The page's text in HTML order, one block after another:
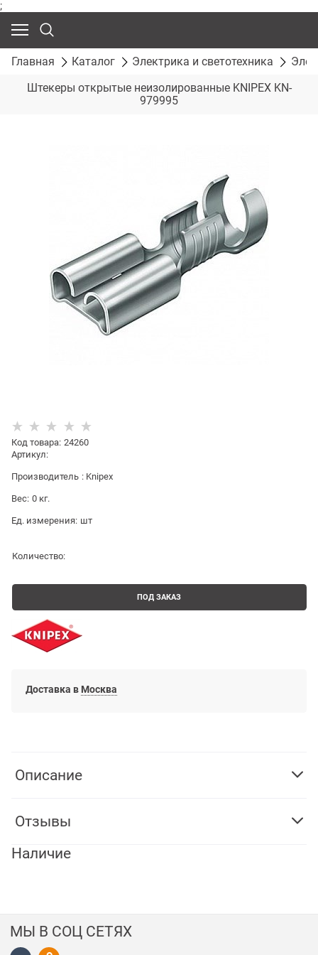
;
Главная Каталог Электрика и светотехника
Штекеры открытые неизолированные KNIPEX KN-
979995
Код товара: 24260
Артикул:
Производитель : Knipex
Вес: 0 кг.
Ед. измерения: шт
Количество:
ПОД ЗАКАЗ
Доставка в Москва
Описание
Отзывы
Наличие
МЫ В СОЦ СЕТЯХ